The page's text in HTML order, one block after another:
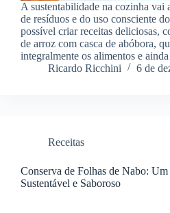
A sustentabilidade na cozinha vai
de resíduos e do uso consciente
possível criar receitas deliciosas,
de arroz com casca de abóbora,
integralmente os alimentos e
Ricardo Ricchini
6 de
Receitas
Conserva de Folhas de Nabo:
Sustentável e Saboroso